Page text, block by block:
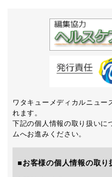
ワタキューメディカルニュー
れます。
下記の個人情報の取り扱いに
ムへお進みください。
■お客様の個人情報の取り